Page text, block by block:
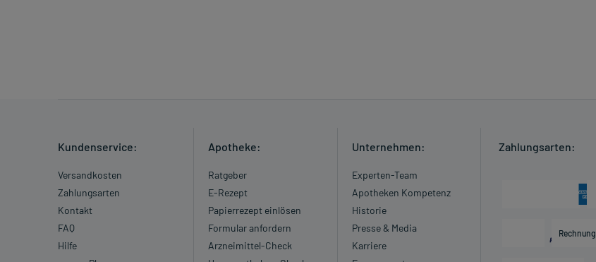
Kundenservice:
Versandkosten
Zahlungsarten
Kontakt
FAQ
Hilfe
Apotheke:
Ratgeber
E-Rezept
Papierrezept einlösen
Formular anfordern
Arzneimittel-Check
Unternehmen:
Experten-Team
Apotheken Kompetenz
Historie
Presse & Media
Karriere
Zahlungsarten:
Rechnung